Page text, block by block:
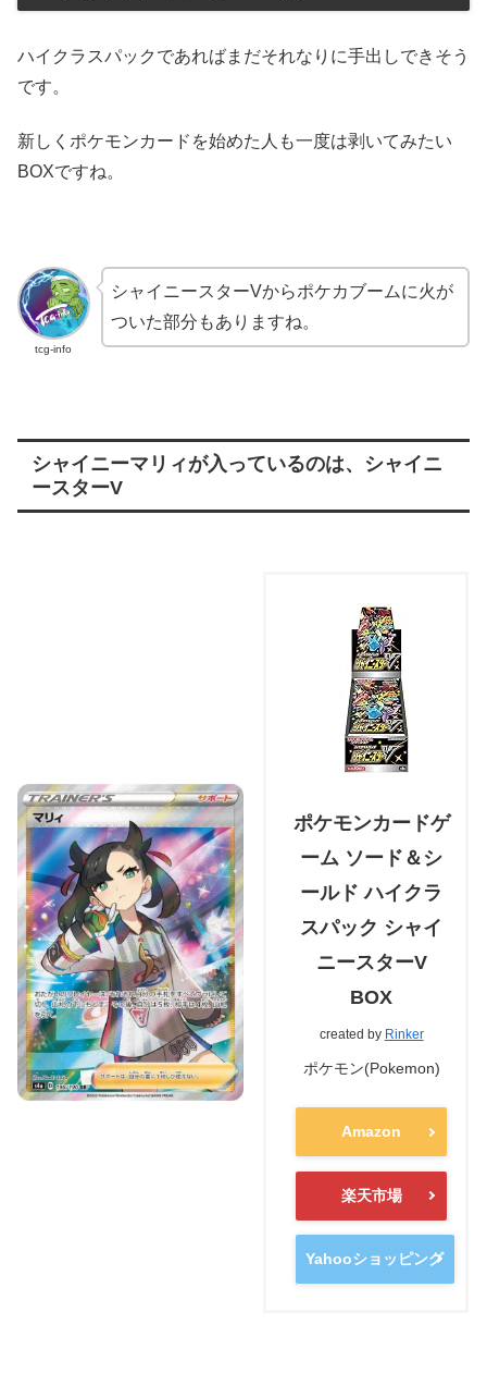
ハイクラスパックであればまだそれなりに手出しできそう
です。
新しくポケモンカードを始めた人も一度は剥いてみたい
BOXですね。
tcg-info
シャイニースターVからポケカブームに火が
ついた部分もありますね。
シャイニーマリィが入っているのは、シャイニ
ースターV
ポケモンカードゲ
ーム ソード＆シ
ールド ハイクラ
スパック シャイ
ニースターV
BOX
created by Rinker
ポケモン(Pokemon)
Amazon
楽天市場
Yahooショッピング